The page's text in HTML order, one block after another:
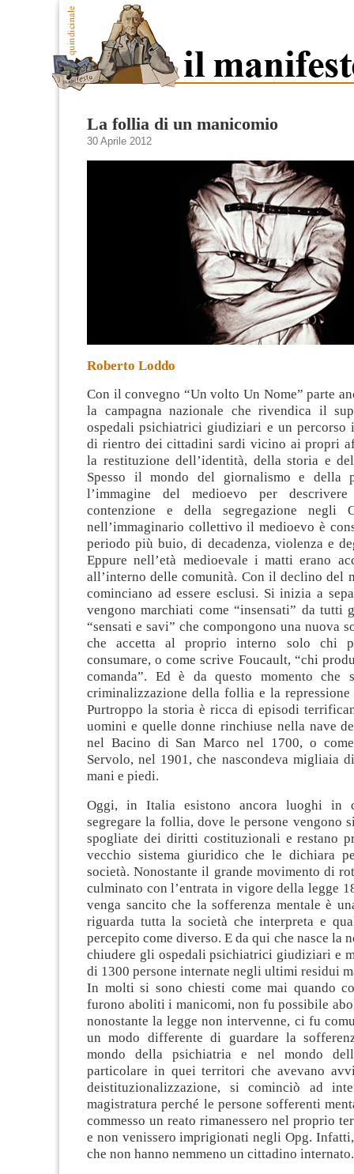
La follia di un manicomio
30 Aprile 2012
Roberto Loddo
Con il convegno “Un volto Un Nome” parte
la campagna nazionale che rivendica il
ospedali psichiatrici giudiziari e un percorso
di rientro dei cittadini sardi vicino ai propri
la restituzione dell’identità, della storia e
Spesso il mondo del giornalismo e della
l’immagine del medioevo per
contenzione e della segregazione negli
nell’immaginario collettivo il medioevo è
periodo più buio, di decadenza, violenza e
Eppure nell’età medioevale i matti erano
all’interno delle comunità. Con il declino del
cominciano ad essere esclusi. Si inizia a
vengono marchiati come “insensati” da
“sensati e savi” che compongono una nuova
che accetta al proprio interno solo chi
consumare, o come scrive Foucault, “chi
comanda”. Ed è da questo momento che
criminalizzazione della follia e la repressione
Purtroppo la storia è ricca di episodi
uomini e quelle donne rinchiuse nella nave
nel Bacino di San Marco nel 1700, o
Servolo, nel 1901, che nascondeva migliaia
mani e piedi.
Oggi, in Italia esistono ancora luoghi in
segregare la follia, dove le persone vengono
spogliate dei diritti costituzionali e restano
vecchio sistema giuridico che le dichiara
società. Nonostante il grande movimento di
culminato con l’entrata in vigore della legge
venga sancito che la sofferenza mentale è
riguarda tutta la società che interpreta e
percepito come diverso. E da qui che nasce la
chiudere gli ospedali psichiatrici giudiziari e
di 1300 persone internate negli ultimi residui
In molti si sono chiesti come mai quando
furono aboliti i manicomi, non fu possibile
nonostante la legge non intervenne, ci fu
un modo differente di guardare la
mondo della psichiatria e nel mondo
particolare in quei territori che avevano
deistituzionalizzazione, si cominciò ad
magistratura perché le persone sofferenti
commesso un reato rimanessero nel proprio
e non venissero imprigionati negli Opg.
che non hanno nemmeno un cittadino internato.